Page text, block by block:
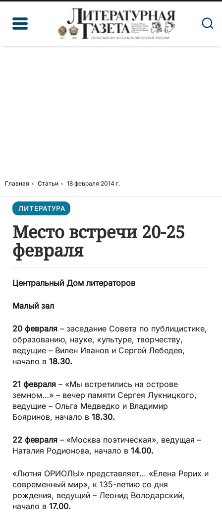
Главная Статьи 18 февраля 2014 г.
ЛИТЕРАТУРА
Место встречи 20-25
февраля
Центральный Дом литераторов
Малый зал
20 февраля – заседание Совета по публицистике,
образованию, науке, культуре, творчеству,
ведущие – Вилен Иванов и Сергей Лебедев,
начало в 18.30.
21 февраля – «Мы встретились на острове
земном…» – вечер памяти Сергея Лукницкого,
ведущие – Ольга Медведко и Владимир
Бояринов, начало в 18.30.
22 февраля – «Москва поэтическая», ведущая –
Наталия Родионова, начало в 14.00.
«Лютня ОРИОЛЫ» представляет… «Елена Рерих и
современный мир», к 135-летию со дня
рождения, ведущий – Леонид Володарский,
начало в 17.00.